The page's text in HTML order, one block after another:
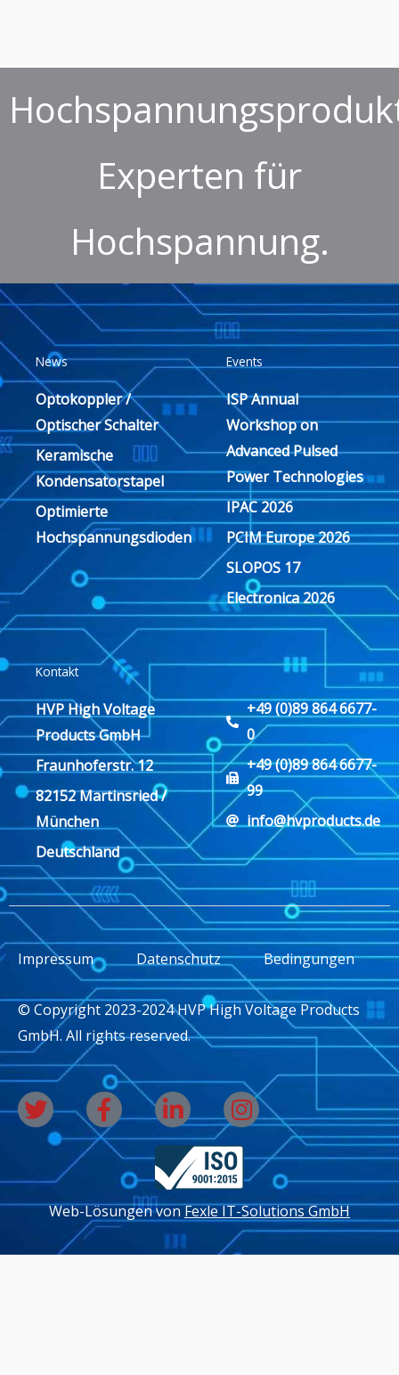
Experten für
Hochspannung.
News
Optokoppler /
Optischer Schalter
Keramische
Kondensatorstapel
Optimierte
Hochspannungsdioden
Events
ISP Annual
Workshop on
Advanced Pulsed
Power Technologies
IPAC 2026
PCIM Europe 2026
SLOPOS 17
Electronica 2026
Kontakt
HVP High Voltage
Products GmbH
Fraunhoferstr. 12
82152 Martinsried /
München
Deutschland
+49 (0)89 864 6677-
0
+49 (0)89 864 6677-
99
info@hvproducts.de
Impressum Datenschutz Bedingungen
© Copyright 2023-2024 HVP High Voltage Products
GmbH. All rights reserved.
T
w
t
F
a
c
b
o
k
L
i
n
k
e
d
i
n
I
n
s
t
a
g
r
a
Web-Lösungen vonFexle IT-Solutions GmbH